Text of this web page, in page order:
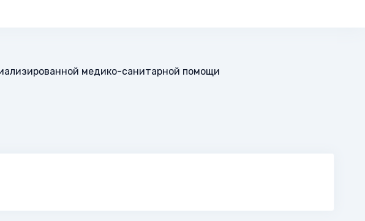
медико-санитарной помощи